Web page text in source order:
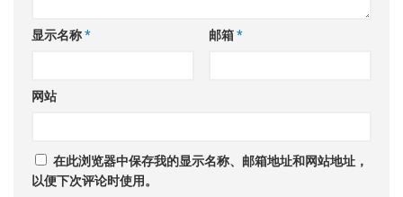
显示名称* 邮箱*
网站
在此浏览器中保存我的显示名称、邮箱地址和网站地址，
以便下次评论时使用。